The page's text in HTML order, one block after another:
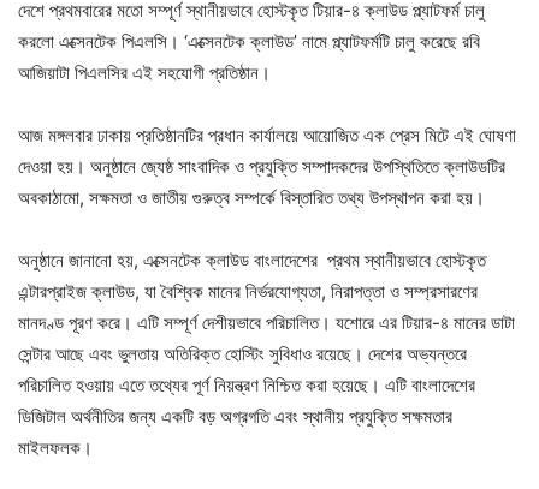
দেশে প্রথমবারের মতো সম্পূর্ণ স্থানীয়ভাবে হোস্টকৃত টিয়ার-৪ ক্লাউড প্ল্যাটফর্ম চালু
করলো এক্সেনটেক পিএলসি। ‘এক্সেনটেক ক্লাউড’ নামে প্ল্যাটফর্মটি চালু করেছে রবি
আজিয়াটা পিএলসির এই সহযোগী প্রতিষ্ঠান।
আজ মঙ্গলবার ঢাকায় প্রতিষ্ঠানটির প্রধান কার্যালয়ে আয়োজিত এক প্রেস মিটে এই ঘোষণা
দেওয়া হয়। অনুষ্ঠানে জ্যেষ্ঠ সাংবাদিক ও প্রযুক্তি সম্পাদকদের উপস্থিতিতে ক্লাউডটির
অবকাঠামো, সক্ষমতা ও জাতীয় গুরুত্ব সম্পর্কে বিস্তারিত তথ্য উপস্থাপন করা হয়।
অনুষ্ঠানে জানানো হয়, এক্সেনটেক ক্লাউড বাংলাদেশের প্রথম স্থানীয়ভাবে হোস্টকৃত
এন্টারপ্রাইজ ক্লাউড, যা বৈশ্বিক মানের নির্ভরযোগ্যতা, নিরাপত্তা ও সম্প্রসারণের
মানদণ্ড পূরণ করে। এটি সম্পূর্ণ দেশীয়ভাবে পরিচালিত। যশোরে এর টিয়ার-৪ মানের ডাটা
সেন্টার আছে এবং ভুলতায় অতিরিক্ত হোস্টিং সুবিধাও রয়েছে। দেশের অভ্যন্তরে
পরিচালিত হওয়ায় এতে তথ্যের পূর্ণ নিয়ন্ত্রণ নিশ্চিত করা হয়েছে। এটি বাংলাদেশের
ডিজিটাল অর্থনীতির জন্য একটি বড় অগ্রগতি এবং স্থানীয় প্রযুক্তি সক্ষমতার
মাইলফলক।